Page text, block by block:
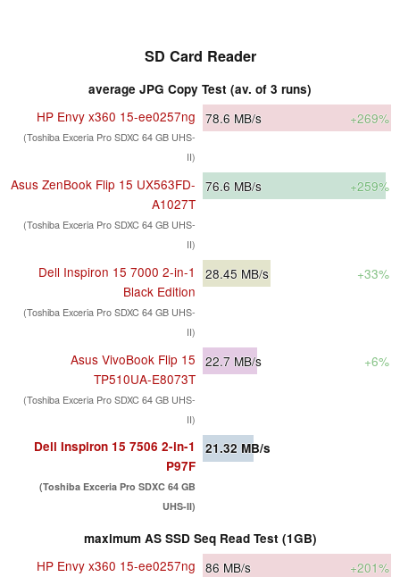
SD Card Reader
average JPG Copy Test (av. of 3 runs)
HP Envy x360 15-ee0257ng
(Toshiba Exceria Pro SDXC 64 GB UHS-
II)
78.6 MB/s +269%
Asus ZenBook Flip 15 UX563FD-
A1027T
(Toshiba Exceria Pro SDXC 64 GB UHS-
II)
76.6 MB/s +259%
Dell Inspiron 15 7000 2-in-1
Black Edition
(Toshiba Exceria Pro SDXC 64 GB UHS-
II)
28.45 MB/s +33%
Asus VivoBook Flip 15
TP510UA-E8073T
(Toshiba Exceria Pro SDXC 64 GB UHS-
II)
22.7 MB/s +6%
Dell Inspiron 15 7506 2-in-1
P97F
(Toshiba Exceria Pro SDXC 64 GB
UHS-II)
21.32 MB/s
maximum AS SSD Seq Read Test (1GB)
HP Envy x360 15-ee0257ng 86 MB/s +201%